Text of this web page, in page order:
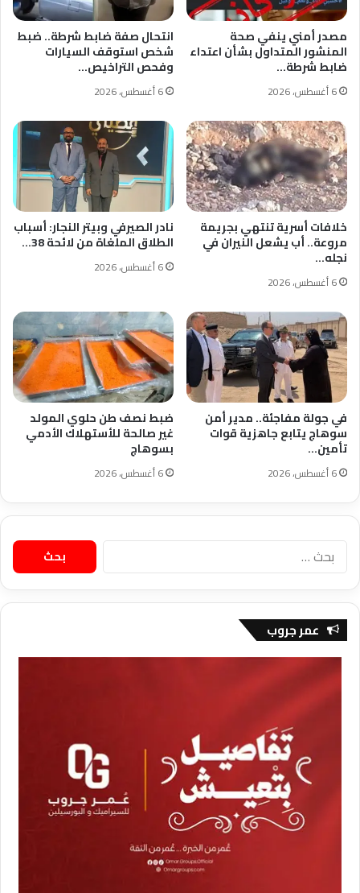
مصدر أمني ينفي صحة
المنشور المتداول بشأن اعتداء
ضابط شرطة…
6 أغسطس، 2026
انتحال صفة ضابط شرطة.. ضبط
شخص استوقف السيارات
وفحص التراخيص…
6 أغسطس، 2026
خلافات أسرية تنتهي بجريمة
مروعة.. أب يشعل النيران في
نجله…
6 أغسطس، 2026
نادر الصيرفي وبيتر النجار: أسباب
الطلاق الملغاة من لائحة 38…
6 أغسطس، 2026
في جولة مفاجئة.. مدير أمن
سوهاج يتابع جاهزية قوات
تأمين…
6 أغسطس، 2026
ضبط نصف طن حلوي المولد
غير صالحة للأستهلاك الأدمي
بسوهاج
6 أغسطس، 2026
البحث
عن:
عمر جروب